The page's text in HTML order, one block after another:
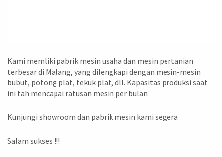
Kami memliki pabrik mesin usaha dan mesin pertanian
terbesar di Malang, yang dilengkapi dengan mesin-mesin
bubut, potong plat, tekuk plat, dll. Kapasitas produksi saat
ini tah mencapai ratusan mesin per bulan
Kunjungi showroom dan pabrik mesin kami segera
Salam sukses !!!